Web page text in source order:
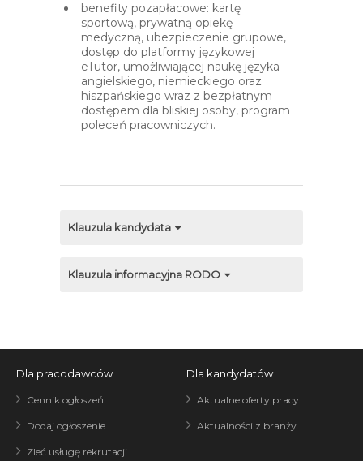
benefity pozapłacowe: kartę
sportową, prywatną opiekę
medyczną, ubezpieczenie grupowe,
dostęp do platformy językowej
eTutor, umożliwiającej naukę języka
angielskiego, niemieckiego oraz
hiszpańskiego wraz z bezpłatnym
dostępem dla bliskiej osoby, program
poleceń pracowniczych.
Klauzula kandydata
Klauzula informacyjna RODO
Dla pracodawców
Cennik ogłoszeń
Dodaj ogłoszenie
Zleć usługę rekrutacji
Dla kandydatów
Aktualne oferty pracy
Aktualności z branży